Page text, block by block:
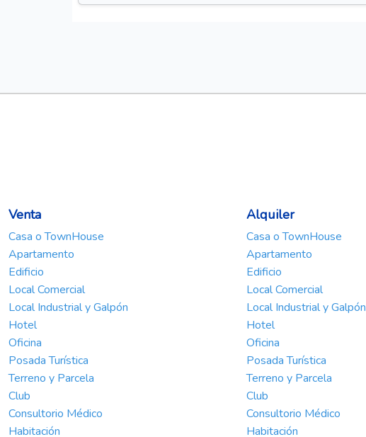
Venta
Casa o TownHouse
Apartamento
Edificio
Local Comercial
Local Industrial y Galpón
Hotel
Oficina
Posada Turística
Terreno y Parcela
Club
Consultorio Médico
Habitación
Alquiler
Casa o TownHouse
Apartamento
Edificio
Local Comercial
Local Industrial y Galpón
Hotel
Oficina
Posada Turística
Terreno y Parcela
Club
Consultorio Médico
Habitación